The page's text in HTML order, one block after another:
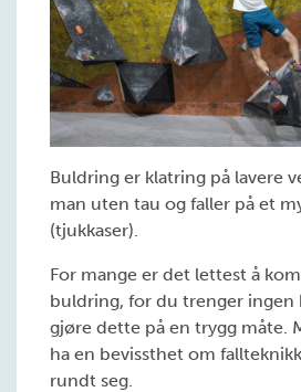
Buldring er klatring på lavere
man uten tau og faller på et
(tjukkaser).
For mange er det lettest å
buldring, for du trenger ingen
gjøre dette på en trygg måte.
ha en bevissthet om
rundt seg.